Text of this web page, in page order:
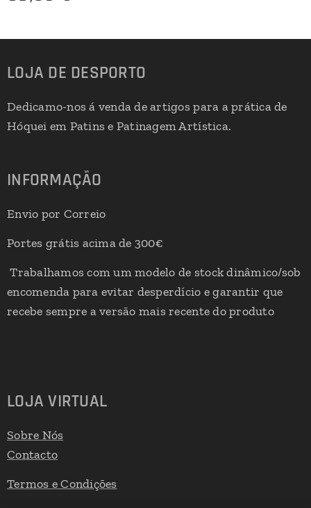
LOJA DE DESPORTO
Dedicamo-nos á venda de artigos para a prática de
Hóquei em Patins e Patinagem Artística.
INFORMAÇÃO
Envio por Correio
Portes grátis acima de 300€
Trabalhamos com um modelo de stock dinâmico/sob
encomenda para evitar desperdício e garantir que
recebe sempre a versão mais recente do produto
LOJA VIRTUAL
Sobre Nós
Contacto
Termos e Condições